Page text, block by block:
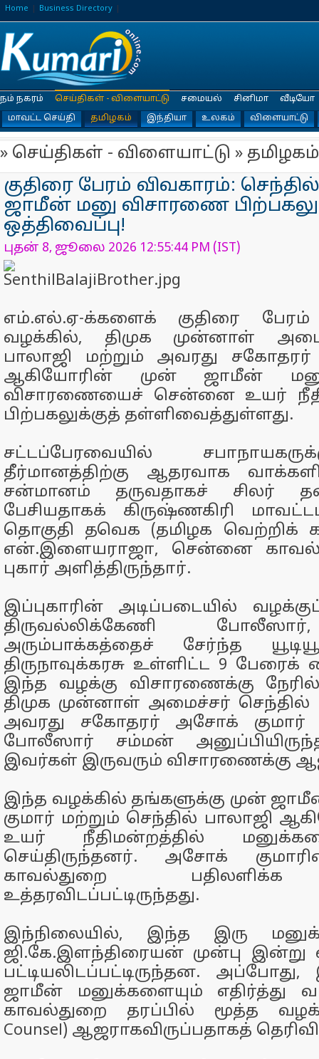
Home Business Directory
நம் நகரம்
செய்திகள் - விளையாட்டு
மாவட்ட செய்தி
தமிழகம் இந்தியா உலகம் விளையாட்டு
சமையல் சினிமா வீடியோ
» செய்திகள் - விளையாட்டு » தமிழகம்
குதிரை பேரம் விவகாரம்:
ஜாமீன் மனு விசாரணை
ஒத்திவைப்பு!
புதன் 8, ஜூலை 2026 12:55:44 PM (IST)
எம்.எல்.ஏ-க்களைக் குதிரை
வழக்கில், திமுக முன்னாள்
பாலாஜி மற்றும் அவரது
ஆகியோரின் முன் ஜாமீன்
விசாரணையைச் சென்னை உயர்
பிற்பகலுக்குத் தள்ளிவைத்துள்ளது.
சட்டப்பேரவையில்
தீர்மானத்திற்கு ஆதரவாக
சன்மானம் தருவதாகச் சிலர்
பேசியதாகக் கிருஷ்ணகிரி
தொகுதி தவெக (தமிழக வெற்றிக்
என்.இளையராஜா, சென்னை
புகார் அளித்திருந்தார்.
இப்புகாரின் அடிப்படையில்
திருவல்லிக்கேணி
அரும்பாக்கத்தைச் சேர்ந்த
திருநாவுக்கரசு உள்ளிட்ட 9
இந்த வழக்கு விசாரணைக்கு
திமுக முன்னாள் அமைச்சர் செந்தில்
அவரது சகோதரர் அசோக் குமார்
போலீஸார் சம்மன்
இவர்கள் இருவரும் விசாரணைக்கு
இந்த வழக்கில் தங்களுக்கு முன்
குமார் மற்றும் செந்தில் பாலாஜி
உயர் நீதிமன்றத்தில்
செய்திருந்தனர். அசோக்
காவல்துறை
உத்தரவிடப்பட்டிருந்தது.
இந்நிலையில், இந்த இரு
ஜி.கே.இளந்திரையன் முன்பு இன்று
பட்டியலிடப்பட்டிருந்தன.
ஜாமீன் மனுக்களையும் எதிர்த்து
காவல்துறை தரப்பில் மூத்த
Counsel) ஆஜராகவிருப்பதாகத்